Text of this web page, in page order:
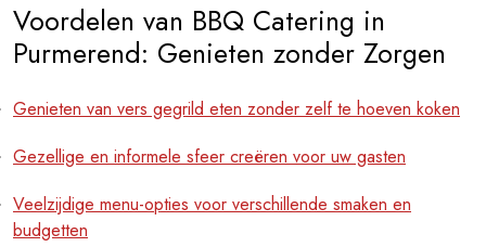
Voordelen van BBQ Catering in
Purmerend: Genieten zonder Zorgen
Genieten van vers gegrild eten zonder zelf te hoeven koken
Gezellige en informele sfeer creëren voor uw gasten
Veelzijdige menu-opties voor verschillende smaken en
budgetten